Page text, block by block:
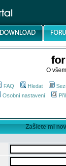
O
FAQ Hledat
Osobní nastavení
Zašlete mi